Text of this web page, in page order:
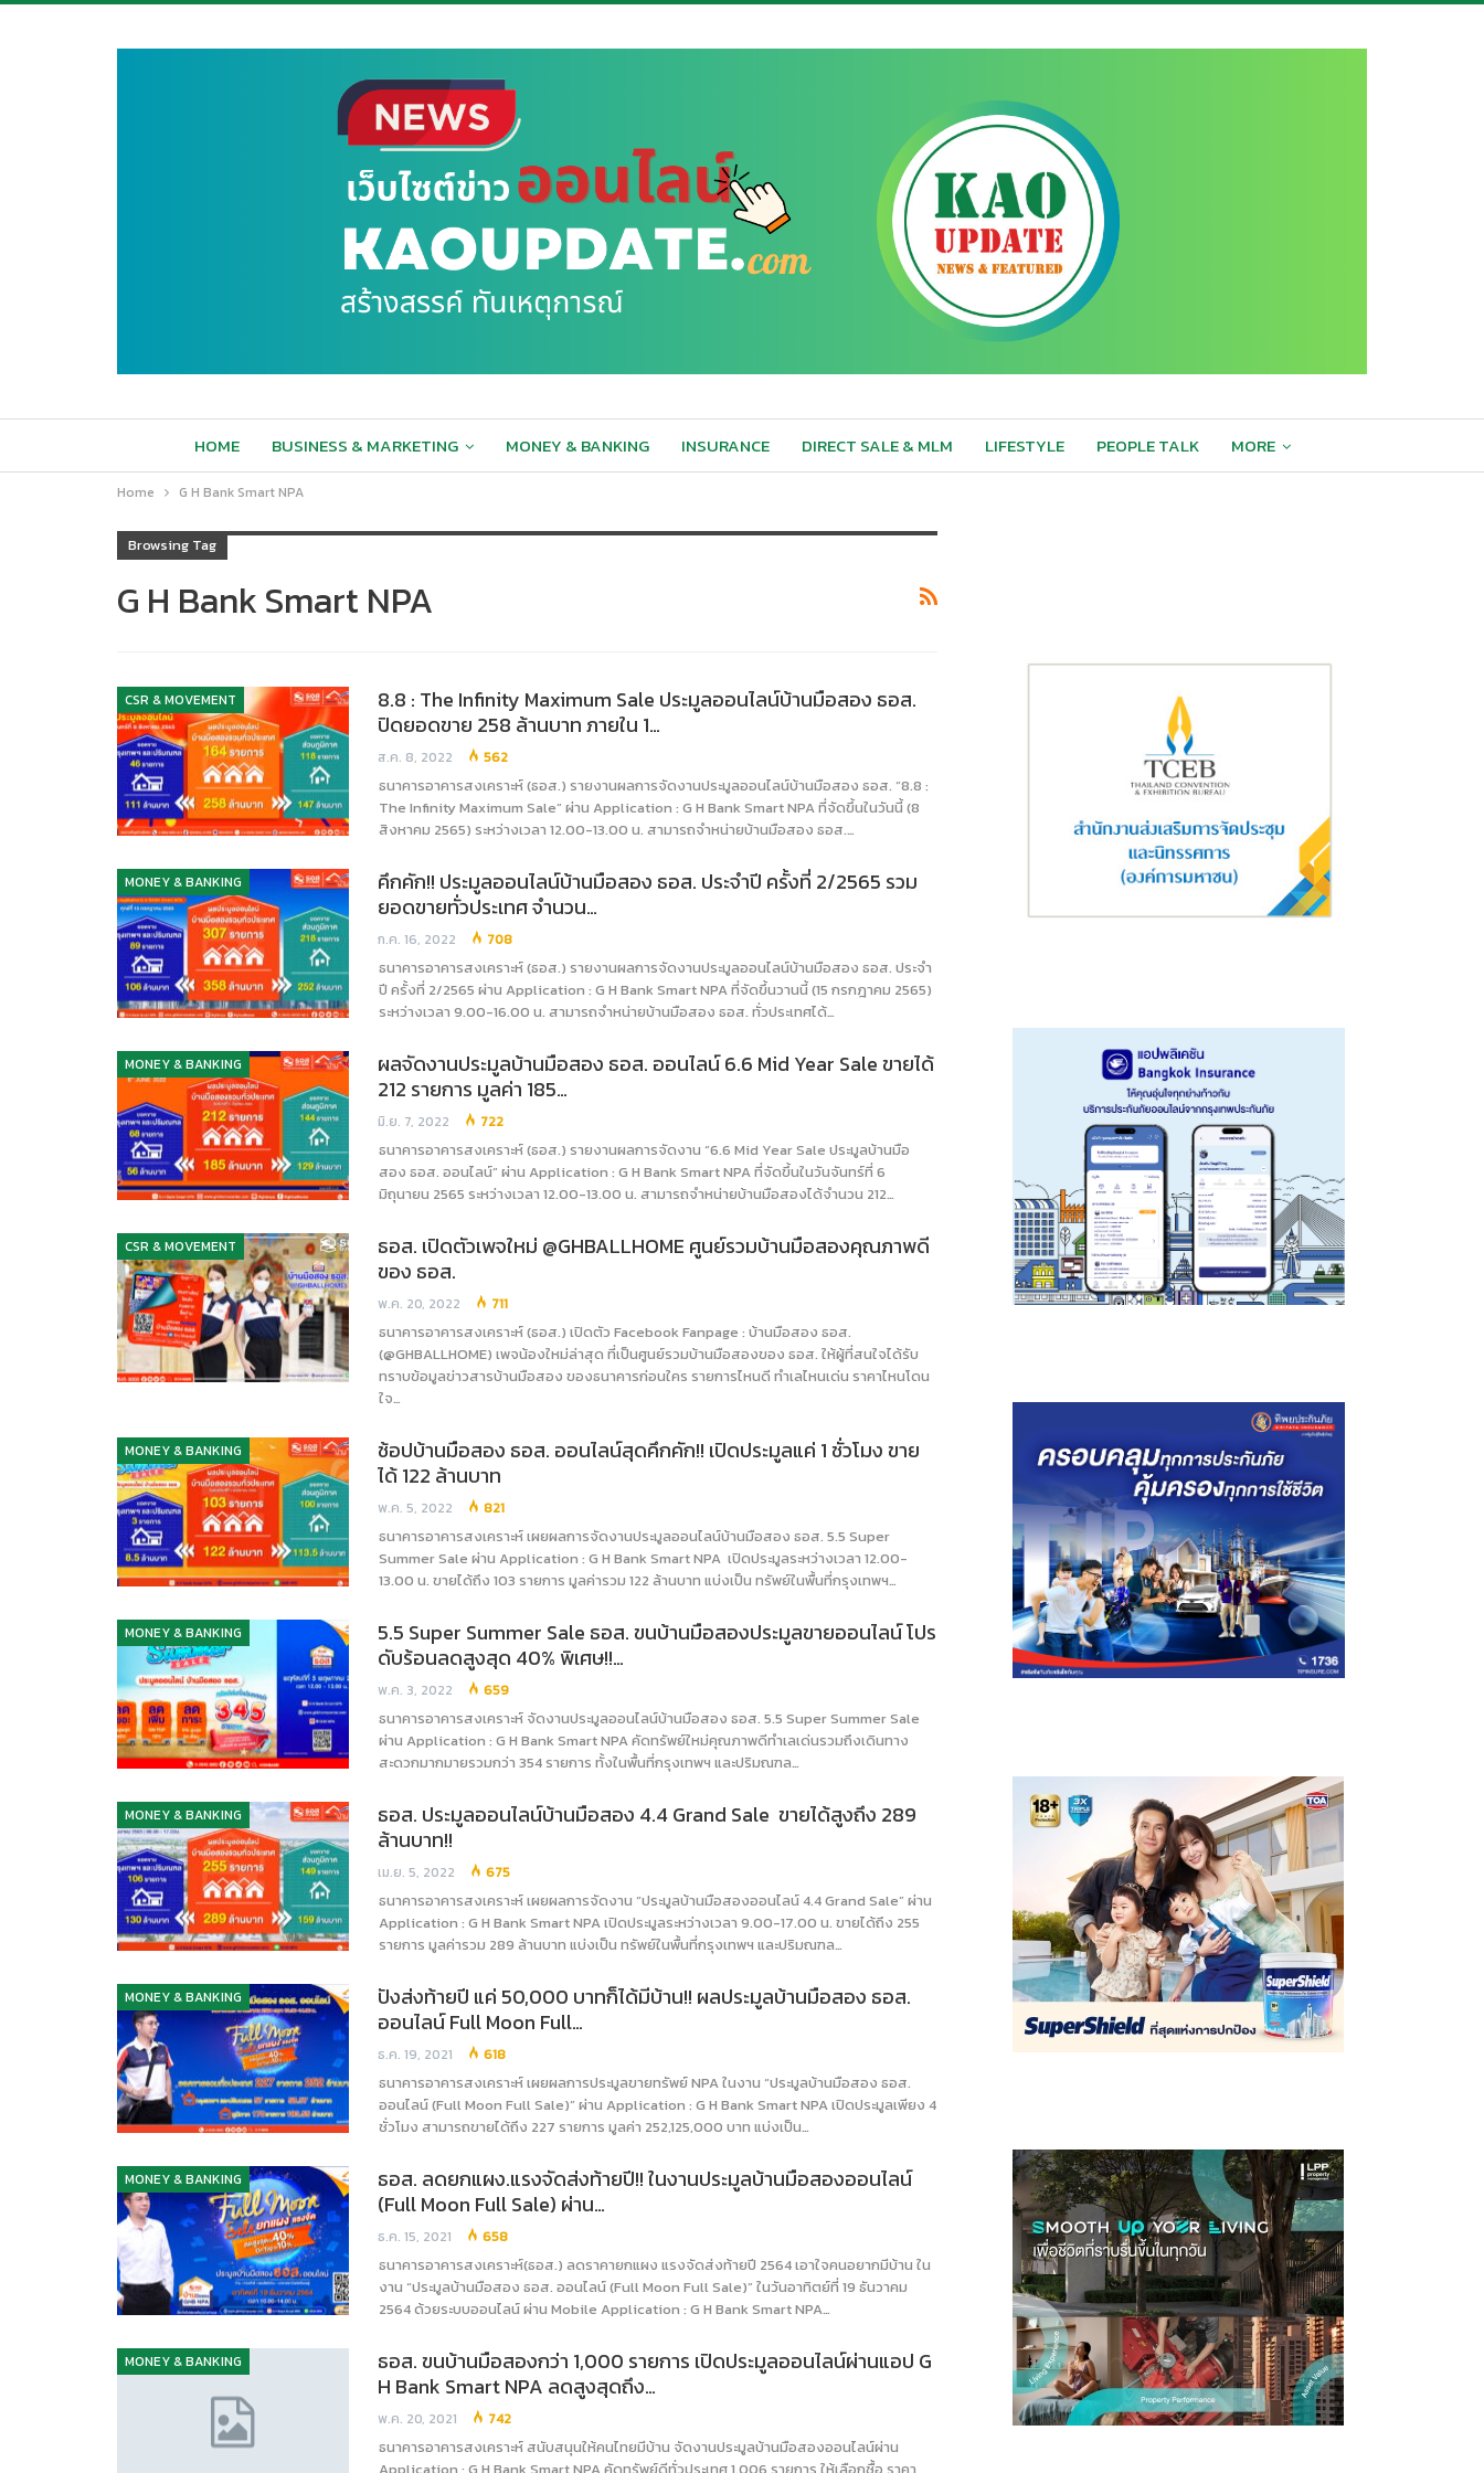
HOME BUSINESS & MARKETING MONEY & BANKING INSURANCE DIRECT SALE & MLM LIFESTYLE PEOPLE TALK MORE
Home G H Bank Smart NPA
Browsing Tag
G H Bank Smart NPA
CSR & MOVEMENT
8.8 : The Infinity Maximum Sale ประมูลออนไลน์บ้านมือสอง ธอส.
ปิดยอดขาย 258 ล้านบาท ภายใน 1…
ส.ค. 8, 2022 562
ธนาคารอาคารสงเคราะห์ (ธอส.) รายงานผลการจัดงานประมูลออนไลน์บ้านมือสอง ธอส. “8.8 :
The Infinity Maximum Sale” ผ่าน Application : G H Bank Smart NPA ที่จัดขึ้นในวันนี้ (8
สิงหาคม 2565) ระหว่างเวลา 12.00-13.00 น. สามารถจำหน่ายบ้านมือสอง ธอส.…
MONEY & BANKING
คึกคัก!! ประมูลออนไลน์บ้านมือสอง ธอส. ประจำปี ครั้งที่ 2/2565 รวม
ยอดขายทั่วประเทศ จำนวน…
ก.ค. 16, 2022 708
ธนาคารอาคารสงเคราะห์ (ธอส.) รายงานผลการจัดงานประมูลออนไลน์บ้านมือสอง ธอส. ประจำ
ปี ครั้งที่ 2/2565 ผ่าน Application : G H Bank Smart NPA ที่จัดขึ้นวานนี้ (15 กรกฎาคม 2565)
ระหว่างเวลา 9.00-16.00 น. สามารถจำหน่ายบ้านมือสอง ธอส. ทั่วประเทศได้…
MONEY & BANKING
ผลจัดงานประมูลบ้านมือสอง ธอส. ออนไลน์ 6.6 Mid Year Sale ขายได้
212 รายการ มูลค่า 185…
มิ.ย. 7, 2022 722
ธนาคารอาคารสงเคราะห์ (ธอส.) รายงานผลการจัดงาน “6.6 Mid Year Sale ประมูลบ้านมือ
สอง ธอส. ออนไลน์” ผ่าน Application : G H Bank Smart NPA ที่จัดขึ้นในวันจันทร์ที่ 6
มิถุนายน 2565 ระหว่างเวลา 12.00-13.00 น. สามารถจำหน่ายบ้านมือสองได้จำนวน 212…
CSR & MOVEMENT
ธอส. เปิดตัวเพจใหม่ @GHBALLHOME ศูนย์รวมบ้านมือสองคุณภาพดี
ของ ธอส.
พ.ค. 20, 2022 711
ธนาคารอาคารสงเคราะห์ (ธอส.) เปิดตัว Facebook Fanpage : บ้านมือสอง ธอส.
(@GHBALLHOME) เพจน้องใหม่ล่าสุด ที่เป็นศูนย์รวมบ้านมือสองของ ธอส. ให้ผู้ที่สนใจได้รับ
ทราบข้อมูลข่าวสารบ้านมือสอง ของธนาคารก่อนใคร รายการไหนดี ทำเลไหนเด่น ราคาไหนโดน
ใจ…
MONEY & BANKING
ช้อปบ้านมือสอง ธอส. ออนไลน์สุดคึกคัก!! เปิดประมูลแค่ 1 ชั่วโมง ขาย
ได้ 122 ล้านบาท
พ.ค. 5, 2022 821
ธนาคารอาคารสงเคราะห์ เผยผลการจัดงานประมูลออนไลน์บ้านมือสอง ธอส. 5.5 Super
Summer Sale ผ่าน Application : G H Bank Smart NPA เปิดประมูลระหว่างเวลา 12.00-
13.00 น. ขายได้ถึง 103 รายการ มูลค่ารวม 122 ล้านบาท แบ่งเป็น ทรัพย์ในพื้นที่กรุงเทพฯ…
MONEY & BANKING
5.5 Super Summer Sale ธอส. ขนบ้านมือสองประมูลขายออนไลน์ โปร
ดับร้อนลดสูงสุด 40% พิเศษ!!…
พ.ค. 3, 2022 659
ธนาคารอาคารสงเคราะห์ จัดงานประมูลออนไลน์บ้านมือสอง ธอส. 5.5 Super Summer Sale
ผ่าน Application : G H Bank Smart NPA คัดทรัพย์ใหม่คุณภาพดีทำเลเด่นรวมถึงเดินทาง
สะดวกมากมายรวมกว่า 354 รายการ ทั้งในพื้นที่กรุงเทพฯ และปริมณฑล…
MONEY & BANKING
ธอส. ประมูลออนไลน์บ้านมือสอง 4.4 Grand Sale ขายได้สูงถึง 289
ล้านบาท!!
เม.ย. 5, 2022 675
ธนาคารอาคารสงเคราะห์ เผยผลการจัดงาน “ประมูลบ้านมือสองออนไลน์ 4.4 Grand Sale” ผ่าน
Application : G H Bank Smart NPA เปิดประมูลระหว่างเวลา 9.00-17.00 น. ขายได้ถึง 255
รายการ มูลค่ารวม 289 ล้านบาท แบ่งเป็น ทรัพย์ในพื้นที่กรุงเทพฯ และปริมณฑล…
MONEY & BANKING
ปังส่งท้ายปี แค่ 50,000 บาทก็ได้มีบ้าน!! ผลประมูลบ้านมือสอง ธอส.
ออนไลน์ Full Moon Full…
ธ.ค. 19, 2021 618
ธนาคารอาคารสงเคราะห์ เผยผลการประมูลขายทรัพย์ NPA ในงาน “ประมูลบ้านมือสอง ธอส.
ออนไลน์ (Full Moon Full Sale)” ผ่าน Application : G H Bank Smart NPA เปิดประมูลเพียง 4
ชั่วโมง สามารถขายได้ถึง 227 รายการ มูลค่า 252,125,000 บาท แบ่งเป็น…
MONEY & BANKING
ธอส. ลดยกแผง.แรงจัดส่งท้ายปี!! ในงานประมูลบ้านมือสองออนไลน์
(Full Moon Full Sale) ผ่าน…
ธ.ค. 15, 2021 658
ธนาคารอาคารสงเคราะห์(ธอส.) ลดราคายกแผง แรงจัดส่งท้ายปี 2564 เอาใจคนอยากมีบ้าน ใน
งาน “ประมูลบ้านมือสอง ธอส. ออนไลน์ (Full Moon Full Sale)” ในวันอาทิตย์ที่ 19 ธันวาคม
2564 ด้วยระบบออนไลน์ ผ่าน Mobile Application : G H Bank Smart NPA…
MONEY & BANKING
ธอส. ขนบ้านมือสองกว่า 1,000 รายการ เปิดประมูลออนไลน์ผ่านแอป G
H Bank Smart NPA ลดสูงสุดถึง…
พ.ค. 20, 2021 742
ธนาคารอาคารสงเคราะห์ สนับสนุนให้คนไทยมีบ้าน จัดงานประมูลบ้านมือสองออนไลน์ผ่าน